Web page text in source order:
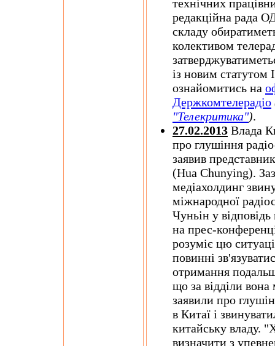
технічних
редакційна рада
складу
колективом
із новим
ознайомитись на
Держкомтелерадіо
"Телекритика").
27.02.2013 Влада
про глушіння
заявив
(Hua Chunying).
медіахолдинг
міжнародної
Чуньін у
на прес-
розуміє цю
повинні
отримання
що за відділи
заявили про
в Китаї і
китайську владу.
визначити з